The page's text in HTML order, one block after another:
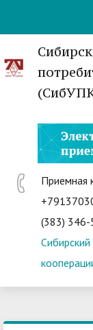
Приемная
(383)